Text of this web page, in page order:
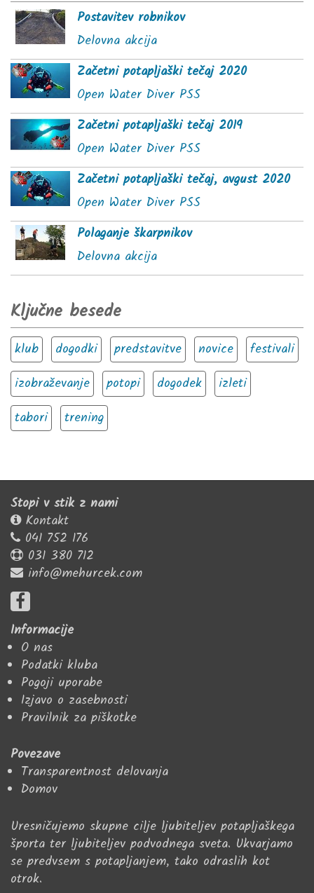
Postavitev robnikov
Delovna akcija
Začetni potapljaški tečaj 2020
Open Water Diver PSS
Začetni potapljaški tečaj 2019
Open Water Diver PSS
Začetni potapljaški tečaj, avgust 2020
Open Water Diver PSS
Polaganje škarpnikov
Delovna akcija
Ključne besede
klub dogodki predstavitve novice
festivali
izobraževanje
potopi dogodek
izleti
tabori
trening
Stopi v stik z nami
Kontakt
041 752 176
031 380 712
info@mehurcek.com
Informacije
O nas
Podatki kluba
Pogoji uporabe
Izjavo o zasebnosti
Pravilnik za piškotke
Povezave
Transparentnost delovanja
Domov
Uresničujemo skupne cilje ljubiteljev potapljaškega
športa ter ljubiteljev podvodnega sveta. Ukvarjamo
se predvsem s potapljanjem, tako odraslih kot
otrok.